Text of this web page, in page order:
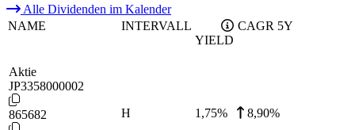
Alle Dividenden im Kalender
NAME
INTERVALL
YIELD
CAGR 5Y
Aktie
JP3358000002
865682 H 1,75% 8,90%